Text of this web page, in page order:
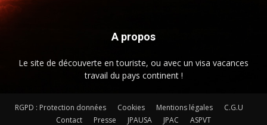
A propos
Le site de découverte en touriste, ou avec un visa vacances
travail du pays continent !
RGPD : Protection données Cookies Mentions légales
C.G.U
Contact
Presse JPAUSA JPAC ASPVT